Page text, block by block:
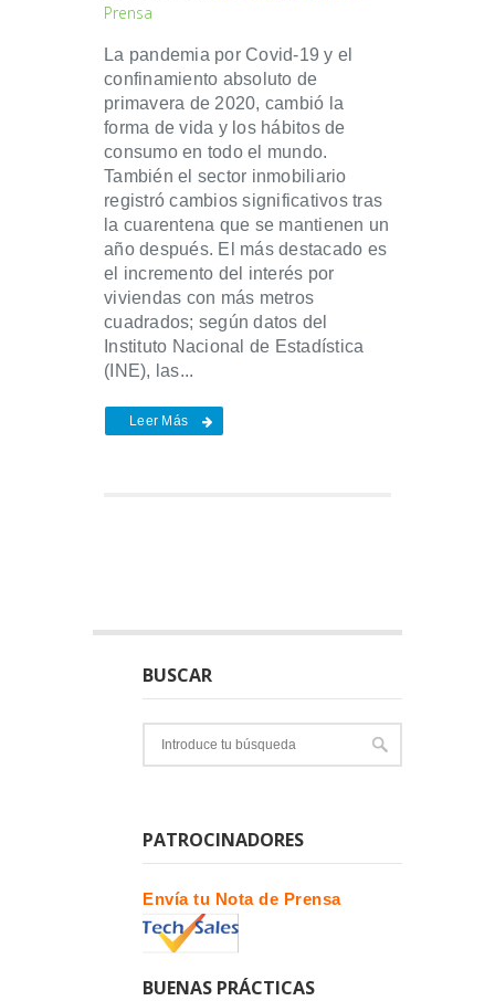
Prensa
La pandemia por Covid-19 y el
confinamiento absoluto de
primavera de 2020, cambió la
forma de vida y los hábitos de
consumo en todo el mundo.
También el sector inmobiliario
registró cambios significativos tras
la cuarentena que se mantienen un
año después. El más destacado es
el incremento del interés por
viviendas con más metros
cuadrados; según datos del
Instituto Nacional de Estadística
(INE), las...
Leer Más
BUSCAR
PATROCINADORES
Envía tu Nota de Prensa
BUENAS PRÁCTICAS